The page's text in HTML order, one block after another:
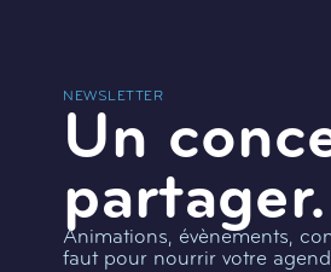
NEWSLETTER
Un
partager.
Animations, évènements,
faut pour nourrir votre